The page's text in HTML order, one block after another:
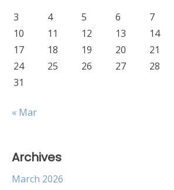
3
4 5 6 7
10
11 12 13 14
17
18 19 20 21
24
25 26 27 28
31
« Mar
Archives
March 2026